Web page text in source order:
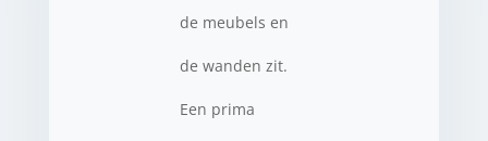
de meubels en
de wanden zit.
Een prima